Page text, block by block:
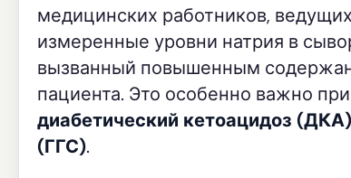
медицинских работников,
измеренные уровни натрия в
вызванный повышенным
пациента. Это особенно важно
диабетический кетоацидоз (ДКА)
(ГГС).